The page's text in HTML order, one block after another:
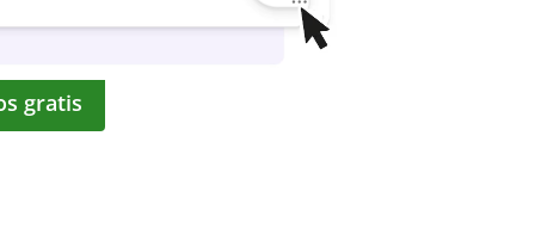
gratis